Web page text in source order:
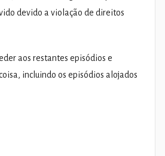
devido a violação de direitos
aos restantes episódios e
incluindo os episódios alojados